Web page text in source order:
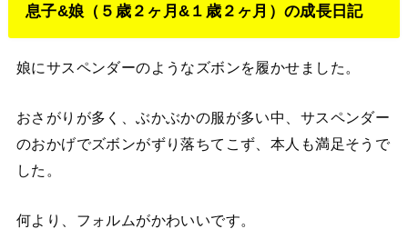
息子&娘（５歳２ヶ月&１歳２ヶ月）の成長日記
娘にサスペンダーのようなズボンを履かせました。
おさがりが多く、ぶかぶかの服が多い中、サスペンダー
のおかげでズボンがずり落ちてこず、本人も満足そうで
した。
何より、フォルムがかわいいです。